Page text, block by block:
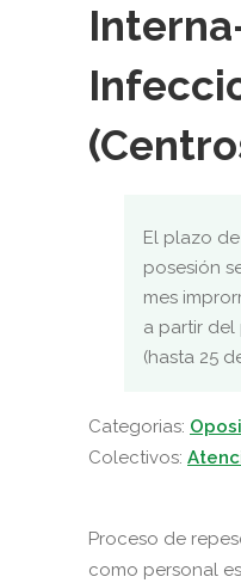
El plazo
posesión
mes
a partir del
(hasta 25
Categorias:
Colectivos:
Proceso de
como personal